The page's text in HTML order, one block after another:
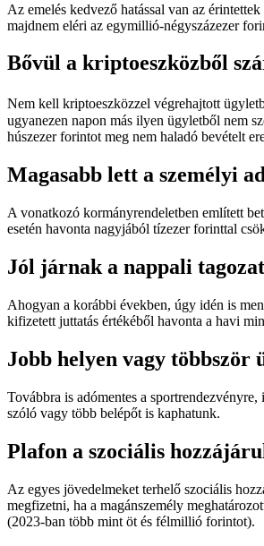
Az emelés kedvező hatással van az
majdnem eléri az egymillió-négyszázezer
Bővül a kriptoeszközből
Nem kell kriptoeszközzel végrehajtott
ugyanezen napon más ilyen ügyletből nem
húszezer forintot meg nem haladó bevételt
Magasabb lett a személyi
A vonatkozó kormányrendeletben említett
esetén havonta nagyjából tízezer forinttal
Jól járnak a nappali
Ahogyan a korábbi években, úgy idén is
kifizetett juttatás értékéből havonta a havi
Jobb helyen vagy többször
Továbbra is adómentes a
szóló vagy több belépőt is kaphatunk.
Plafon a szociális
Az egyes jövedelmeket terhelő szociális
megfizetni, ha a magánszemély
(2023-ban több mint öt és félmillió forintot).